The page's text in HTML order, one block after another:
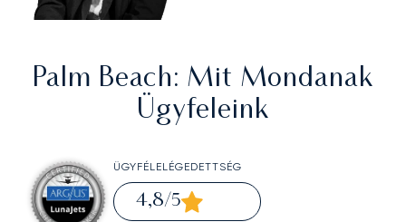
Palm Beach: Mit Mondanak
Ügyfeleink
ÜGYFÉLELÉGEDETTSÉG
4,8/5